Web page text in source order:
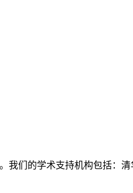
们的学术支持机构包括：